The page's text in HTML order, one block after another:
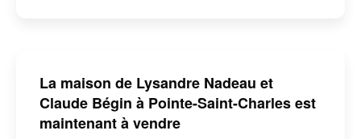
La maison de Lysandre Nadeau et
Claude Bégin à Pointe-Saint-Charles est
maintenant à vendre